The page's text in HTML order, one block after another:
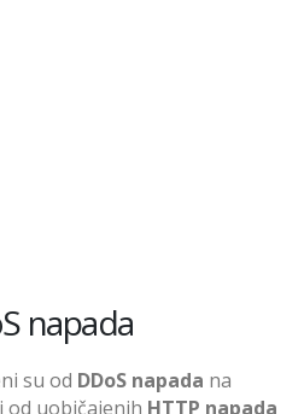
napada
su od DDoS napada na
uobičajenih HTTP napada